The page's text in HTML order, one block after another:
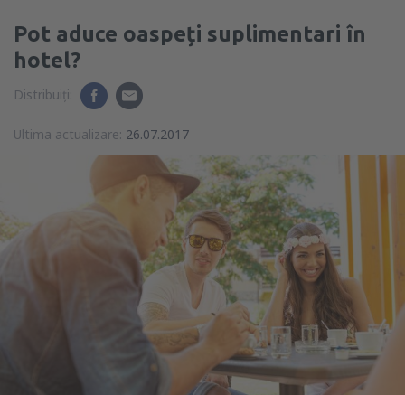
Pot aduce oaspeți suplimentari în
hotel?
Distribuiți:
Ultima actualizare: 26.07.2017